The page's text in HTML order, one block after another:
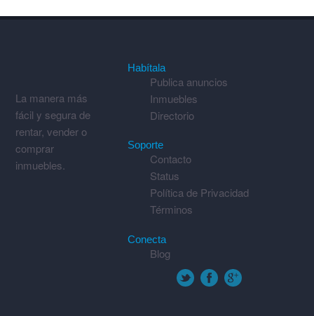
La manera más
fácil y segura de
rentar, vender o
comprar
inmuebles.
Habítala
Publica anuncios
Inmuebles
Directorio
Soporte
Contacto
Status
Política de Privacidad
Términos
Conecta
Blog